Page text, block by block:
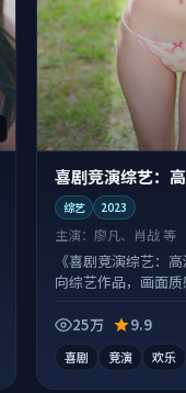
喜剧竞演综艺：
综艺 2023
主演：廖凡、肖战 等
《喜剧竞演综艺：
向综艺作品，画面
25万
9.9
喜剧 竞演 欢乐